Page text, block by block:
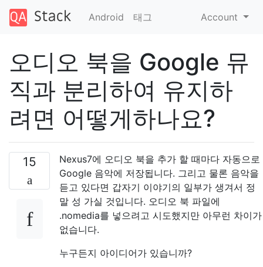
Android 태그 Account
오디오 북을 Google 뮤
직과 분리하여 유지하
려면 어떻게하나요?
15
Nexus7에 오디오 북을 추가 할 때마다 자동으로
Google 음악에 저장됩니다. 그리고 물론 음악을
듣고 있다면 갑자기 이야기의 일부가 생겨서 정
말 성 가실 것입니다. 오디오 북 파일에
.nomedia를 넣으려고 시도했지만 아무런 차이가
없습니다.
누구든지 아이디어가 있습니까?